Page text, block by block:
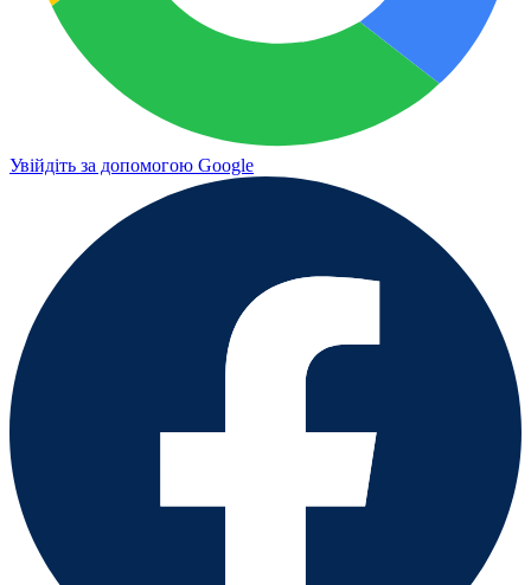
Увійдіть за допомогою Google